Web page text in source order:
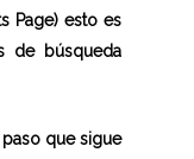
Page) esto es
de búsqueda
paso que sigue